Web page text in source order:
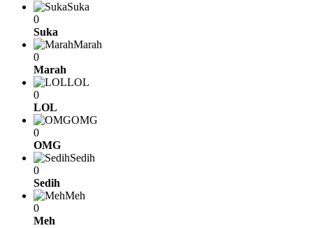
Suka
0
Suka
Marah
0
Marah
LOL
0
LOL
OMG
0
OMG
Sedih
0
Sedih
Meh
0
Meh